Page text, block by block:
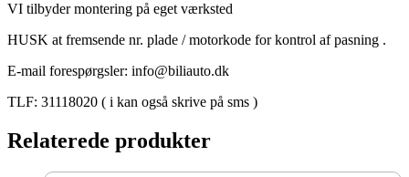
VI tilbyder montering på eget værksted
HUSK at fremsende nr. plade / motorkode for kontrol af pasning .
E-mail forespørgsler: info@biliauto.dk
TLF: 31118020 ( i kan også skrive på sms )
Relaterede produkter